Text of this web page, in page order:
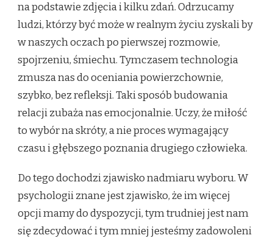
na podstawie zdjęcia i kilku zdań. Odrzucamy
ludzi, którzy być może w realnym życiu zyskali by
w naszych oczach po pierwszej rozmowie,
spojrzeniu, śmiechu. Tymczasem technologia
zmusza nas do oceniania powierzchownie,
szybko, bez refleksji. Taki sposób budowania
relacji zubaża nas emocjonalnie. Uczy, że miłość
to wybór na skróty, a nie proces wymagający
czasu i głębszego poznania drugiego człowieka.
Do tego dochodzi zjawisko nadmiaru wyboru. W
psychologii znane jest zjawisko, że im więcej
opcji mamy do dyspozycji, tym trudniej jest nam
się zdecydować i tym mniej jesteśmy zadowoleni